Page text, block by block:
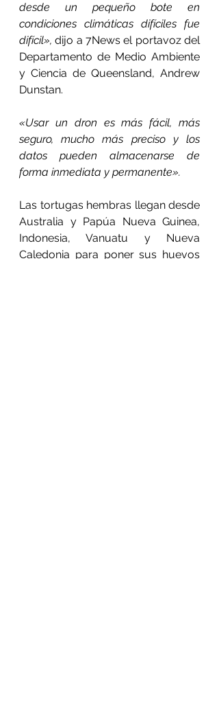
desde un pequeño bote en
condiciones climáticas difíciles fue
difícil», dijo a 7News el portavoz del
Departamento de Medio Ambiente
y Ciencia de Queensland, Andrew
Dunstan.
«Usar un dron es más fácil, más
seguro, mucho más preciso y los
datos pueden almacenarse de
forma inmediata y permanente».
Las tortugas hembras llegan desde
Australia y Papúa Nueva Guinea,
Indonesia, Vanuatu y Nueva
Caledonia para poner sus huevos